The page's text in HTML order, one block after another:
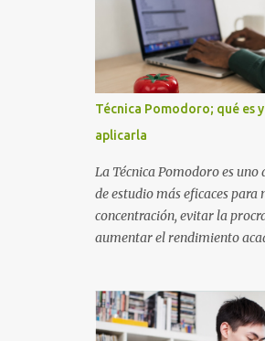
Y si tienes amigos también
compartir el enlace de este
así como a ti también ellos se
con esta explicación. Los
para una portada para
escrito a mano o impreso son
y en este orden: Nombre de la
instituto (Es muy importante
Título del trabajo (Puede ser:
la lectura, o Informe de
Nombre completo del
maestro o catedrático
Técnica Pomodoro; qué es
aplicarla
La Técnica Pomodoro es uno
de estudio más eficaces para
concentración, evitar la
aumentar el rendimiento
cada minuto de estudio sin
Técnica Pomodoro: qué es,